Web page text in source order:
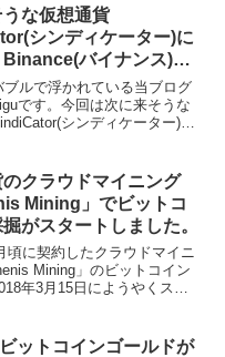
で提携ではな...
な仮想通貨
シンディケーター)に
バイナンス)に
に５倍の価格に高騰
ブルで浮かれている当ブログ
です。今回は次に来そうな
シンディケーター)に
ためにホワイトペーパーの
クラウドマイニング
Mining」でビットコ
がスタートしました。
頃に契約したクラウドマイニ
Mining」のビットコイン
年3月15日にようやくスタ
Mining」...
ットコインゴールドが